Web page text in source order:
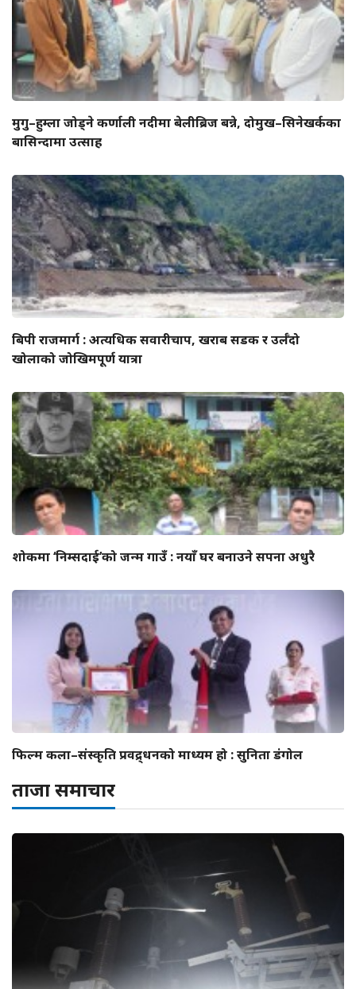
मुगु–हुम्ला जोड्ने कर्णाली नदीमा बेलीब्रिज बन्ने, दोमुख–सिनेखर्कका
बासिन्दामा उत्साह
बिपी राजमार्ग : अत्यधिक सवारीचाप, खराब सडक र उर्लँदो
खोलाको जोखिमपूर्ण यात्रा
शोकमा ‘निम्सदाई’को जन्म गाउँ : नयाँ घर बनाउने सपना अधुरै
फिल्म कला–संस्कृति प्रवद्र्धनको माध्यम हो : सुनिता डंगोल
ताजा समाचार